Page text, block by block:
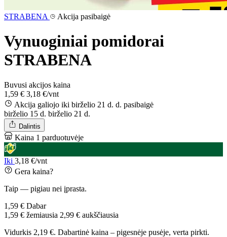
STRABENA Akcija pasibaigė
Vynuoginiai pomidorai
STRABENA
Buvusi akcijos kaina
1,59 € 3,18 €/vnt
Akcija galiojo iki birželio 21 d. d. pasibaigė
birželio 15 d. birželio 21 d.
Dalintis
Kaina 1 parduotuvėje
Iki 3,18 €/vnt
Gera kaina?
Taip — pigiau nei įprasta.
1,59 € Dabar
1,59 € žemiausia 2,99 € aukščiausia
Vidurkis 2,19 €. Dabartinė kaina – pigesnėje pusėje, verta pirkti.